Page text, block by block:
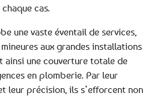
cas.
une vaste éventail de services,
aux grandes installations
ainsi une couverture totale de
en plomberie. Par leur
leur précision, ils s’efforcent non